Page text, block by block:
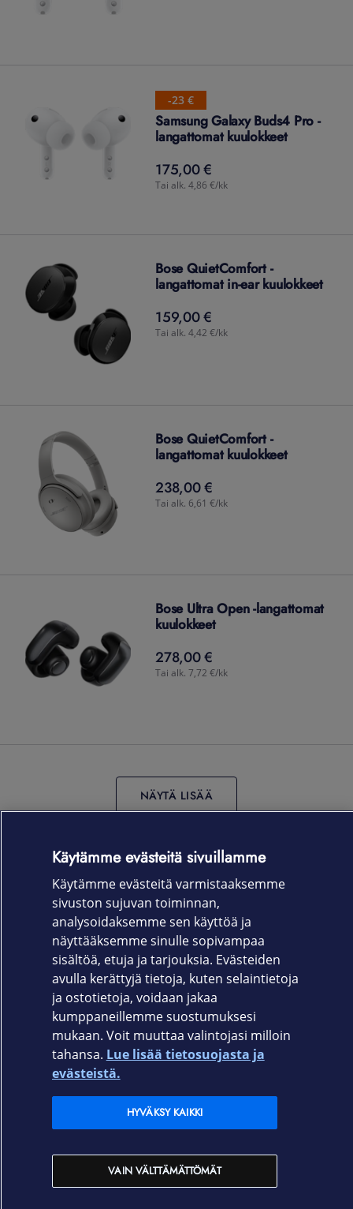
-23 €
Samsung Galaxy Buds4 Pro -
langattomat kuulokkeet
175,00 €
175,00€
Tai alk. 4,86 €/kk
Bose QuietComfort -
langattomat in-ear kuulokkeet
159,00 €
159,00€
Tai alk. 4,42 €/kk
Bose QuietComfort -
langattomat kuulokkeet
238,00 €
238,00€
Tai alk. 6,61 €/kk
Bose Ultra Open -langattomat
kuulokkeet
278,00 €
278,00€
Tai alk. 7,72 €/kk
NÄYTÄ LISÄÄ
Tutustu Jabran tuotteisiinja kuinka parannat hybridityön
mukavuutta toimistossa, toimiston ulkopuolella ja tien
päällä laadukkailla työvälineillä. Kattavasta valikoimasta
löydät Jabran kuulokkeet, videolaitteet ja kaiuttimet.
Elisa.fi
Elisa Oyj
Yhteystiedot
Käytämme evästeitä sivuillamme
Käytämme evästeitä varmistaaksemme
sivuston sujuvan toiminnan,
analysoidaksemme sen käyttöä ja
näyttääksemme sinulle sopivampaa
sisältöä, etuja ja tarjouksia. Evästeiden
avulla kerättyjä tietoja, kuten selaintietoja
ja ostotietoja, voidaan jakaa
kumppaneillemme suostumuksesi
mukaan. Voit muuttaa valintojasi milloin
tahansa. Lue lisää tietosuojasta ja
evästeistä.
VAIN VÄLTTÄMÄTTÖMÄT
HYVÄKSY KAIKKI